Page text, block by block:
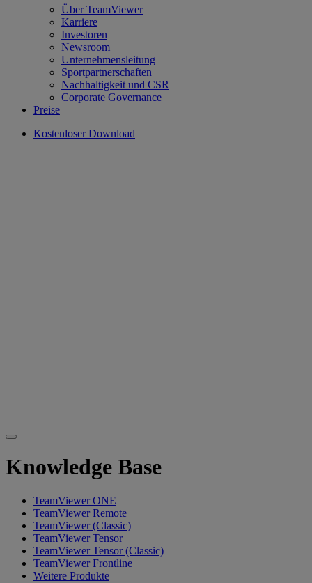
Über TeamViewer
Karriere
Investoren
Newsroom
Unternehmensleitung
Sportpartnerschaften
Nachhaltigkeit und CSR
Corporate Governance
Preise
Kostenloser Download
Knowledge Base
TeamViewer ONE
TeamViewer Remote
TeamViewer (Classic)
TeamViewer Tensor
TeamViewer Tensor (Classic)
TeamViewer Frontline
Weitere Produkte